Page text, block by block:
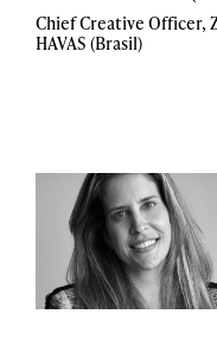
Chief Creative Officer,
HAVAS (Brasil)